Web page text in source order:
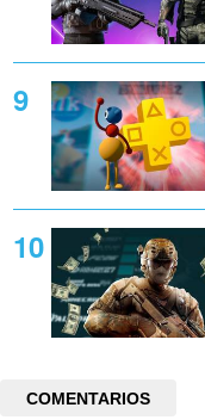
COMENTARIOS